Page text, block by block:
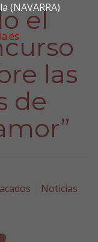
(NAVARRA)
el
las
de
Noticias